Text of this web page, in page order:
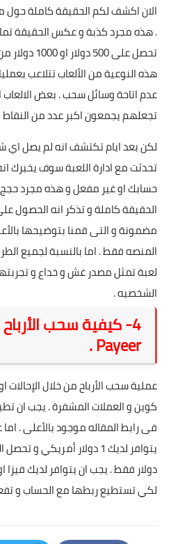
الان اكشف لكم الحقيقة كاملة حول
. هذه مجرد كذبة و عكس الحقيقة
تحصل على
هذه النوعية من الألعاب تتلاعب
عدم اتاحة وسائل سحب . بعض الالعاب
تجعلهم يجمعون اكبر عدد من
لكن بعد ايام تكتشف انه لم يصل اي
تحدثت مع ادارة اللعبة سوف
حسابك او غير مفعل و هذه مجرد
الحقيقة كاملة و تذكر انه الحصول
مضمونة و التى قمنا بتوضيحها
المنصه فقط . اما بالنسبة لجميع
لعبة تمثل مصدر غش و خداع و
الشخصيه .
4- كيفية سحب
Payeer .
عملية سحب الأرباح من خلال الإحالات
كوين و العملات المشفرة . يجب ان
فى رابط المقاله موجود بالأعلى .
دولار فقط . يجب ان يتوافر لديك
لكي تستطيع ربطها مع الحساب و